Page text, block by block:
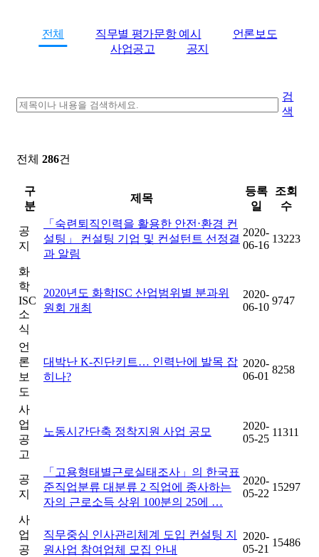
전체 직무별 평가문항 예시
언론보도
사업공고
공지
검
색
전체 286건
구
분
제목
등록
일
조회
수
공
지
「숙련퇴직인력을 활용한 안전⋅환경 컨
설팅」 컨설팅 기업 및 컨설턴트 선정결
과 알림
2020-
06-16
13223
화
학
ISC
소
식
2020년도 화학ISC 산업범위별 분과위
원회 개최
2020-
06-10
9747
언
론
보
도
대박난 K-진단키트… 인력난에 발목 잡
히나?
2020-
06-01
8258
사
업
공
고
노동시간단축 정착지원 사업 공모
2020-
05-25
11311
공
지
「고용형태별근로실태조사」의 한국표
준직업분류 대분류 2 직업에 종사하는
자의 근로소득 상위 100분의 25에 …
2020-
05-22
15297
사
업
공
직무중심 인사관리체계 도입 컨설팅 지
원사업 참여업체 모집 안내
2020-
05-21
15486